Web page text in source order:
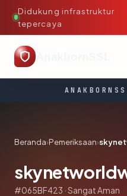
Didukung infrastruktur
tepercaya
Beranda›Pemeriksaan›
#065BF423 · Sangat Aman